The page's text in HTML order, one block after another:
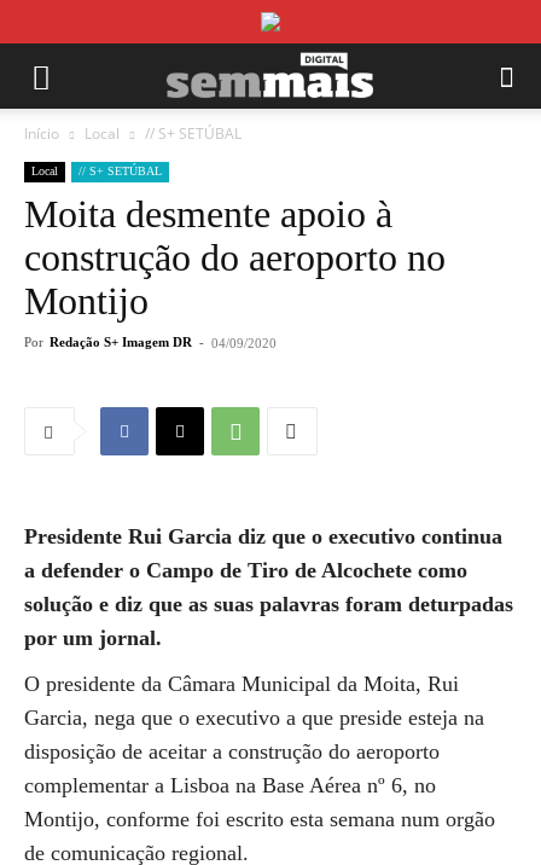
Início Local // S+ SETÚBAL
Local // S+ SETÚBAL
Moita desmente apoio à
construção do aeroporto no
Montijo
Por Redação S+ Imagem DR - 04/09/2020
Presidente Rui Garcia diz que o executivo continua
a defender o Campo de Tiro de Alcochete como
solução e diz que as suas palavras foram deturpadas
por um jornal.
O presidente da Câmara Municipal da Moita, Rui
Garcia, nega que o executivo a que preside esteja na
disposição de aceitar a construção do aeroporto
complementar a Lisboa na Base Aérea nº 6, no
Montijo, conforme foi escrito esta semana num orgão
de comunicação regional.